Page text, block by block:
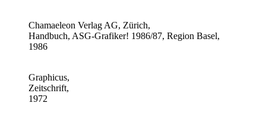
Chamaeleon Verlag AG, Zürich,
Handbuch, ASG-Grafiker! 1986/87, Region Basel,
1986
Graphicus,
Zeitschrift,
1972